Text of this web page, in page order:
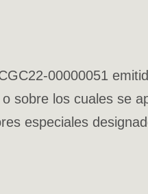
00000051
sobre los cuales se
especiales